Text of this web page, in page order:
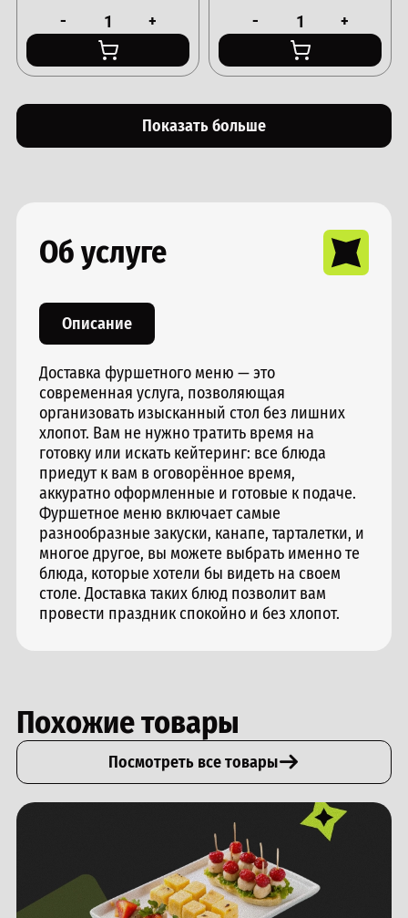
- + - +
Показать больше
Об услуге
Описание
Доставка фуршетного меню — это
современная услуга, позволяющая
организовать изысканный стол без лишних
хлопот. Вам не нужно тратить время на
готовку или искать кейтеринг: все блюда
приедут к вам в оговорённое время,
аккуратно оформленные и готовые к подаче.
Фуршетное меню включает самые
разнообразные закуски, канапе, тарталетки, и
многое другое, вы можете выбрать именно те
блюда, которые хотели бы видеть на своем
столе. Доставка таких блюд позволит вам
провести праздник спокойно и без хлопот.
Похожие товары
Посмотреть все товары